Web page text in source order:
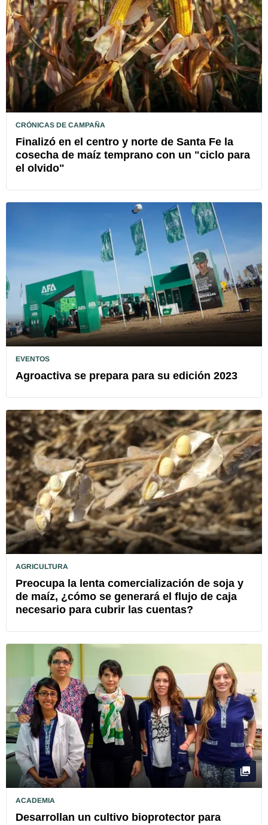
CRÓNICAS DE CAMPAÑA
Finalizó en el centro y norte de Santa Fe la
cosecha de maíz temprano con un "ciclo para
el olvido"
EVENTOS
Agroactiva se prepara para su edición 2023
AGRICULTURA
Preocupa la lenta comercialización de soja y
de maíz, ¿cómo se generará el flujo de caja
necesario para cubrir las cuentas?
ACADEMIA
Desarrollan un cultivo bioprotector para